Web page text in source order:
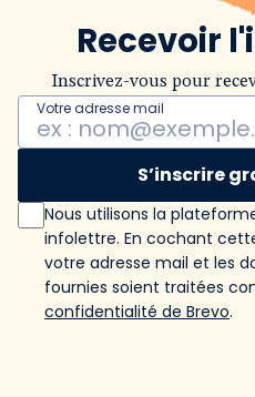
Recevoir
Inscrivez-vous pour
Votre adresse mail
S’inscrire
Nous utilisons la
infolettre. En cochant
votre adresse mail et les
fournies soient traitées
confidentialité de Brevo.